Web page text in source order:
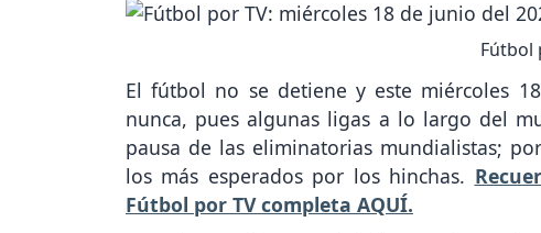
Fútbol
El fútbol no se detiene y este miércoles
nunca, pues algunas ligas a lo largo del
pausa de las eliminatorias mundialistas;
los más esperados por los hinchas.
Fútbol por TV completa AQUÍ.